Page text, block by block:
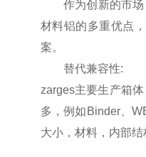
作为创新的市场，
材料铝的多重优点
案。
替代兼容性:
zarges主要生产箱
多，例如Binder、
大小，材料，内部结